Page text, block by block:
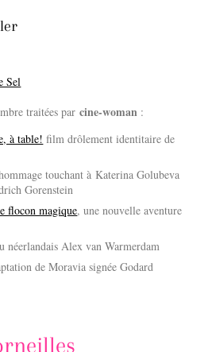
Sel
traitées parcine-woman :
à table! film drôlement identitaire de
touchant à Katerina Golubeva
Gorenstein
flocon magique, une nouvelle aventure
néerlandais Alex van Warmerdam
de Moravia signée Godard